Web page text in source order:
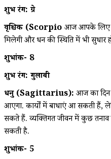
शुभ रंग: ग्रे
वृश्चिक (Scorpio आज आपके लिए
मिलेगी और धन की स्थिति में भी सुधार
शुभांक- 8
शुभ रंग: गुलाबी
धनु (Sagittarius): आज का
आएगा. कार्यों में बाधाएं आ सकती हैं,
सकते हैं. व्यक्तिगत जीवन में कुछ
सकती है.
शुभांक- 5